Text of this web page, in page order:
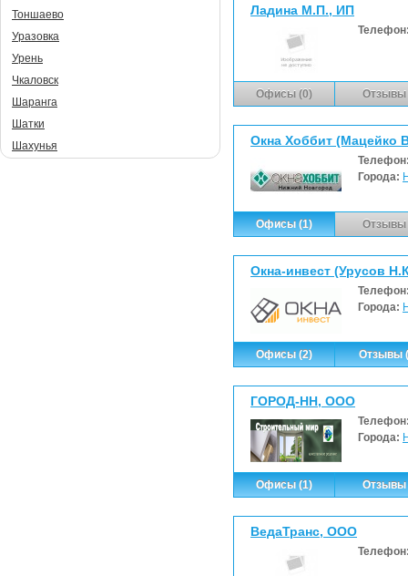
Ладина М.П., ИП
Офисы (0) Отзывы
Окна Хоббит (Мацейко
Города:
Офисы (1) Отзывы
Окна-инвест (Урусов
Города:
Офисы (2) Отзывы
ГОРОД-НН, ООО
Города:
Офисы (1) Отзывы
ВедаТранс, ООО
Тоншаево
Уразовка
Урень
Чкаловск
Шаранга
Шатки
Шахунья